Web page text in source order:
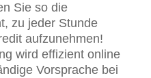
Sie so die
zu jeder Stunde
aufzunehmen!
wird effizient online
Vorsprache bei